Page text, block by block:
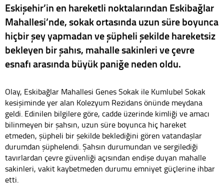
Eskişehir’in en hareketli noktalarından Eskibağlar
Mahallesi’nde, sokak ortasında uzun süre boyunca
hiçbir şey yapmadan ve şüpheli şekilde hareketsiz
bekleyen bir şahıs, mahalle sakinleri ve çevre
esnafı arasında büyük paniğe neden oldu.
Olay, Eskibağlar Mahallesi Genes Sokak ile Kumlubel Sokak
kesişiminde yer alan Kolezyum Rezidans önünde meydana
geldi. Edinilen bilgilere göre, cadde üzerinde kimliği ve amacı
bilinmeyen bir şahsın, uzun süre boyunca hiç hareket
etmeden, şüpheli bir şekilde beklediğini gören vatandaşlar
durumdan şüphelendi. Şahsın durumundan ve sergilediği
tavırlardan çevre güvenliği açısından endişe duyan mahalle
sakinleri, vakit kaybetmeden durumu emniyet güçlerine ihbar
etti.